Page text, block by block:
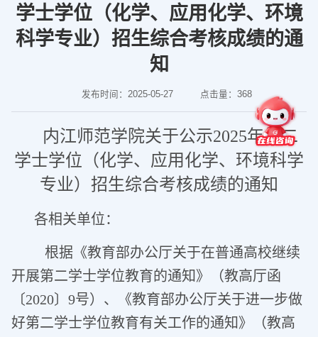
学士学位（化学、应用化学、环境
科学专业）招生综合考核成绩的通
知
发布时间：2025-05-27 点击量： 368
内江师范学院关于公示2025年第二
学士学位（化学、应用化学、环境科学
专业）招生综合考核成绩的通知
各相关单位：
根据《教育部办公厅关于在普通高校继续
开展第二学士学位教育的通知》（教高厅函
〔2020〕9号）、《教育部办公厅关于进一步做
好第二学士学位教育有关工作的通知》（教高